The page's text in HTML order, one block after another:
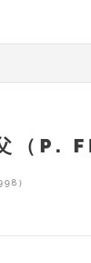
（P.
）